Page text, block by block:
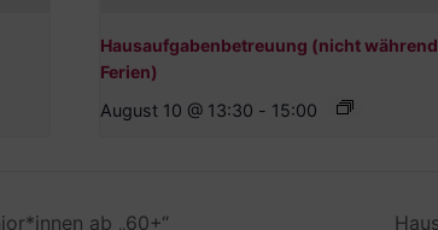
Hausaufgabenbetreuung (nicht
Ferien)
August 10 @ 13:30 - 15:00
ab „60+“